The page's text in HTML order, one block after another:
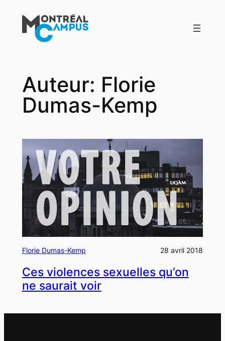
contenu
Auteur: Florie
Dumas-Kemp
Florie Dumas-Kemp 28 avril 2018
Ces violences sexuelles qu’on
ne saurait voir